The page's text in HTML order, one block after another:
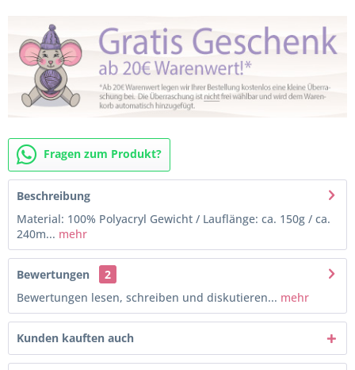
Fragen zum Produkt?
Beschreibung
Material: 100% Polyacryl Gewicht / Lauflänge: ca. 150g / ca.
240m... mehr
Bewertungen
2
Bewertungen lesen, schreiben und diskutieren... mehr
Kunden kauften auch